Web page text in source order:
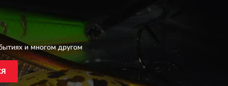
и многом другом